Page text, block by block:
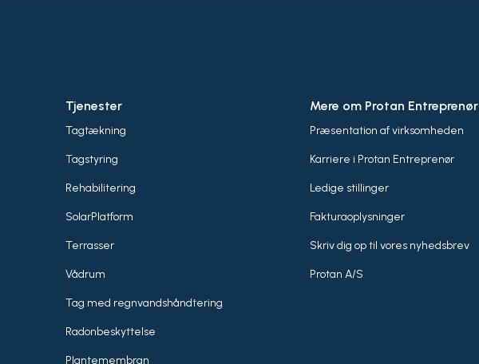
Tjenester
Tagtækning
Tagstyring
Rehabilitering
SolarPlatform
Terrasser
Vådrum
Tag med regnvandshåndtering
Radonbeskyttelse
Plantemembran
Mere om Protan Entreprenør
Præsentation af virksomheden
Karriere i Protan Entreprenør
Ledige stillinger
Fakturaoplysninger
Skriv dig op til vores nyhedsbrev
Protan A/S